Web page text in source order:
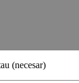
(necesar)